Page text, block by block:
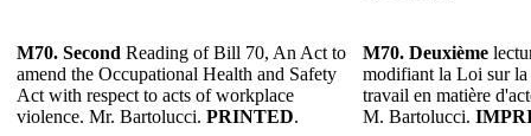
M70. Second Reading of Bill 70, An Act to
amend the Occupational Health and Safety
Act with respect to acts of workplace
violence. Mr. Bartolucci. PRINTED.
M70. Deuxième
modifiant la Loi sur la
travail en matière
M. Bartolucci.